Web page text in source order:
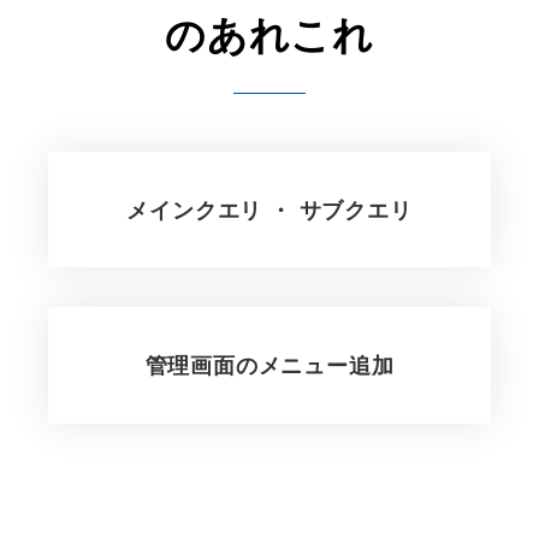
のあれこれ
メインクエリ ・ サブクエリ
管理画面のメニュー追加